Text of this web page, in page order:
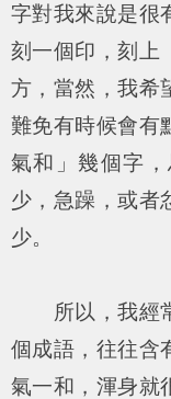
字對我來說是很
刻一個印，刻上
方，當然，我希
難免有時候會有
氣和」幾個字
少，急躁，或者
少。
所以，我經常
個成語，往往含
氣一和，渾身就